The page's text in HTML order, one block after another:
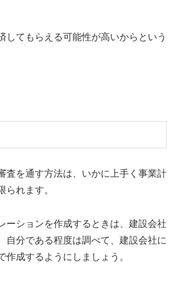
してもらえる可能性が高いからという
査を通す方法は、いかに上手く事業計
られます。
ーションを作成するときは、建設会社
自分である程度は調べて、建設会社に
作成するようにしましょう。